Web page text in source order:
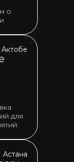
о
Актобе
для
Астана